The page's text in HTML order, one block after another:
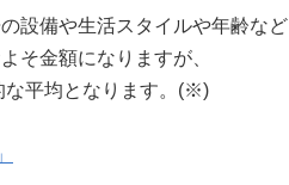
設備や生活スタイルや年齢など
そ金額になりますが、
な平均となります。(※)